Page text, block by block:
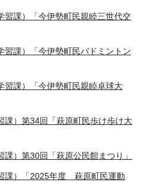
習課）「今伊勢町民親睦三世代交
習課）「今伊勢町民バドミントン
習課）「今伊勢町民親睦卓球大
課）第34回「萩原町民歩け歩け大
）第30回「萩原公民館まつり」
課）「2025年度 萩原町民運動